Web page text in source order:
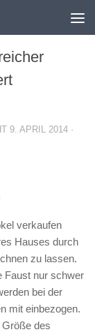
9. APRIL 2014 ·
verkaufen
Hauses durch
zu lassen.
Faust nur schwer
bei der
mit einbezogen.
des